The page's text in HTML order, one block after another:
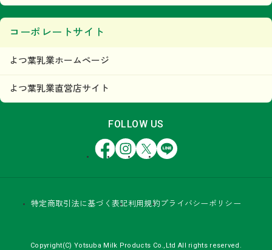
コーポレートサイト
よつ葉乳業ホームページ
よつ葉乳業直営店サイト
FOLLOW US
FacebookInstagram
X LINE
特定商取引法に基づく表記利用規約 プライバシーポリシー
Copyright(C) Yotsuba Milk Products Co.,Ltd All rights reserved.